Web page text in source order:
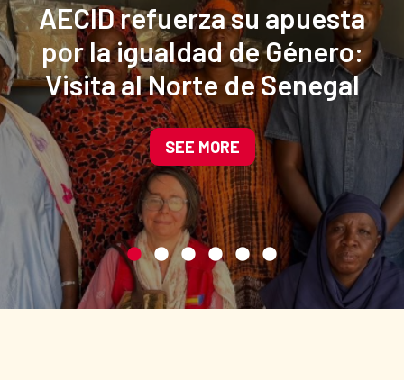
AECID refuerza su apuesta
por la igualdad de Género:
Visita al Norte de Senegal
SEE MORE